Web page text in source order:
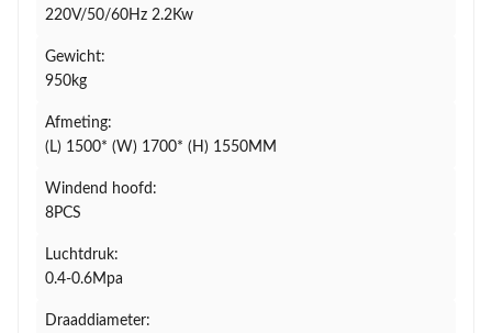
220V/50/60Hz 2.2Kw
Gewicht:
950kg
Afmeting:
(L) 1500* (W) 1700* (H) 1550MM
Windend hoofd:
8PCS
Luchtdruk:
0.4-0.6Mpa
Draaddiameter: